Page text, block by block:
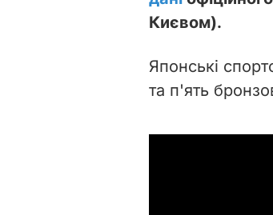
Києвом).
Японські
та п'ять